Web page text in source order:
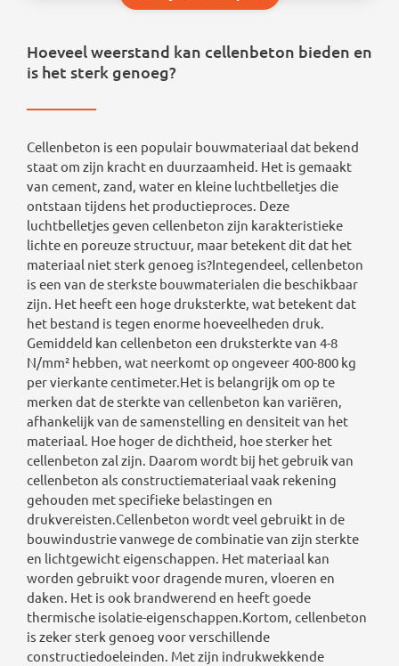
Hoeveel weerstand kan cellenbeton bieden en
is het sterk genoeg?
Cellenbeton is een populair bouwmateriaal dat bekend
staat om zijn kracht en duurzaamheid. Het is gemaakt
van cement, zand, water en kleine luchtbelletjes die
ontstaan tijdens het productieproces. Deze
luchtbelletjes geven cellenbeton zijn karakteristieke
lichte en poreuze structuur, maar betekent dit dat het
materiaal niet sterk genoeg is?Integendeel, cellenbeton
is een van de sterkste bouwmaterialen die beschikbaar
zijn. Het heeft een hoge druksterkte, wat betekent dat
het bestand is tegen enorme hoeveelheden druk.
Gemiddeld kan cellenbeton een druksterkte van 4-8
N/mm² hebben, wat neerkomt op ongeveer 400-800 kg
per vierkante centimeter.Het is belangrijk om op te
merken dat de sterkte van cellenbeton kan variëren,
afhankelijk van de samenstelling en densiteit van het
materiaal. Hoe hoger de dichtheid, hoe sterker het
cellenbeton zal zijn. Daarom wordt bij het gebruik van
cellenbeton als constructiemateriaal vaak rekening
gehouden met specifieke belastingen en
drukvereisten.Cellenbeton wordt veel gebruikt in de
bouwindustrie vanwege de combinatie van zijn sterkte
en lichtgewicht eigenschappen. Het materiaal kan
worden gebruikt voor dragende muren, vloeren en
daken. Het is ook brandwerend en heeft goede
thermische isolatie-eigenschappen.Kortom, cellenbeton
is zeker sterk genoeg voor verschillende
constructiedoeleinden. Met zijn indrukwekkende